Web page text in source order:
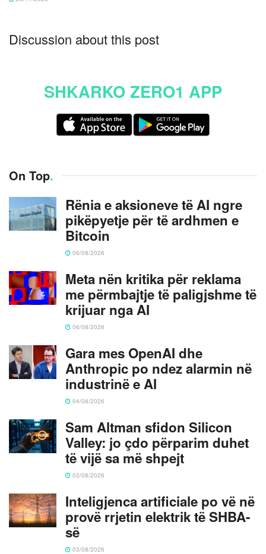
Discussion about this post
SHKARKO ZERO1 APP
On Top.
Rënia e aksioneve të AI ngre
pikëpyetje për të ardhmen e
Bitcoin
06/08/2026
Meta nën kritika për reklama
me përmbajtje të paligjshme të
krijuar nga AI
06/08/2026
Gara mes OpenAI dhe
Anthropic po ndez alarmin në
industrinë e AI
04/08/2026
Sam Altman sfidon Silicon
Valley: jo çdo përparim duhet
të vijë sa më shpejt
03/08/2026
Inteligjenca artificiale po vë në
provë rrjetin elektrik të SHBA-
së
03/08/2026